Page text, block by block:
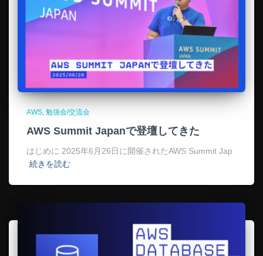
AWS 勉強会/交流会
AWS Summit Japanで登壇してきた
はじめに 2025年6月26日に開催されたAWS Summit Jap
続きを読む